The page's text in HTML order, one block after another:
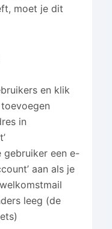
moet je dit
en klik
in
gebruiker een e-
aan als je
leeg (de